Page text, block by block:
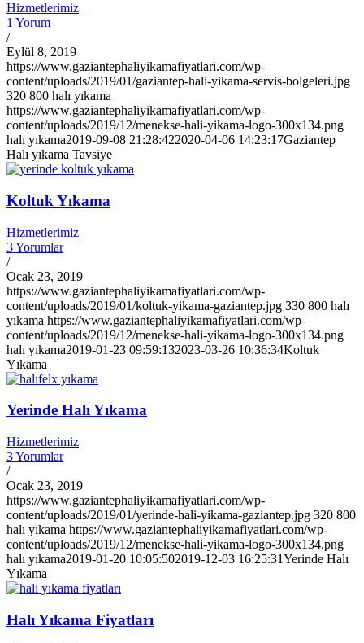
Hizmetlerimiz
1 Yorum
/
Eylül 8, 2019
https://www.gaziantephaliyikamafiyatlari.com/wp-
content/uploads/2019/01/gaziantep-hali-yikama-servis-bolgeleri.jpg
320 800 halı yıkama
https://www.gaziantephaliyikamafiyatlari.com/wp-
content/uploads/2019/12/menekse-hali-yikama-logo-300x134.png
halı yıkama2019-09-08 21:28:422020-04-06 14:23:17Gaziantep
Halı yıkama Tavsiye
Koltuk Yıkama
Hizmetlerimiz
3 Yorumlar
/
Ocak 23, 2019
https://www.gaziantephaliyikamafiyatlari.com/wp-
content/uploads/2019/01/koltuk-yikama-gaziantep.jpg 330 800 halı
yıkama https://www.gaziantephaliyikamafiyatlari.com/wp-
content/uploads/2019/12/menekse-hali-yikama-logo-300x134.png
halı yıkama2019-01-23 09:59:132023-03-26 10:36:34Koltuk
Yıkama
Yerinde Halı Yıkama
Hizmetlerimiz
3 Yorumlar
/
Ocak 23, 2019
https://www.gaziantephaliyikamafiyatlari.com/wp-
content/uploads/2019/01/yerinde-hali-yikama-gaziantep.jpg 320 800
halı yıkama https://www.gaziantephaliyikamafiyatlari.com/wp-
content/uploads/2019/12/menekse-hali-yikama-logo-300x134.png
halı yıkama2019-01-20 10:05:502019-12-03 16:25:31Yerinde Halı
Yıkama
Halı Yıkama Fiyatları